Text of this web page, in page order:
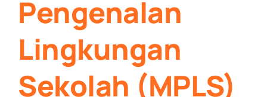
Pengenalan
Lingkungan
Sekolah (MPLS)